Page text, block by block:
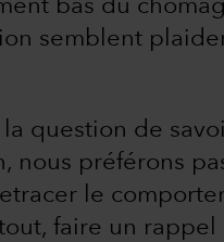
bas du
semblent
question de
nous préférons
le
faire un rappel